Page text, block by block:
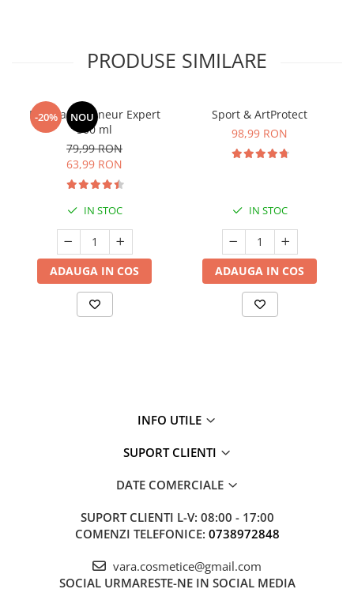
PRODUSE SIMILARE
-20% NOU
Manhaē Draineur Expert
500 ml
79,99 RON
63,99 RON
IN STOC
ADAUGA IN COS
Sport & ArtProtect
98,99 RON
IN STOC
ADAUGA IN COS
INFO UTILE
SUPORT CLIENTI
DATE COMERCIALE
SUPORT CLIENTI L-V: 08:00 - 17:00
COMENZI TELEFONICE: 0738972848
vara.cosmetice@gmail.com
SOCIAL URMARESTE-NE IN SOCIAL MEDIA